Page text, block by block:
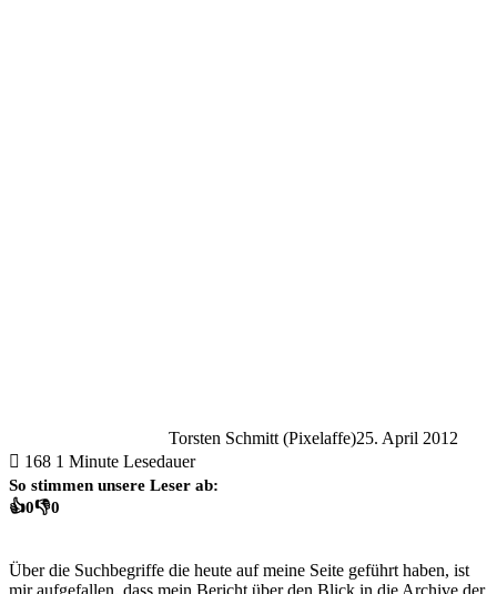
Torsten Schmitt (Pixelaffe)25. April 2012
168 1 Minute Lesedauer
So stimmen unsere Leser ab:
👍0👎0
Über die Suchbegriffe die heute auf meine Seite geführt haben, ist
mir aufgefallen, dass mein Bericht über den Blick in die Archive der